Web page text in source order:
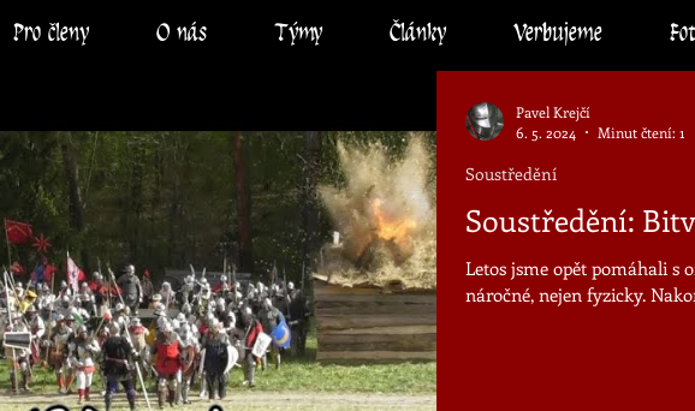
Pro členy O nás Týmy Články Verbujeme
Soustředění:
Letos jsme opět pomáhali s
náročné, nejen fyzicky.
Soustředění
Pavel Krejčí
6. 5. 2024
Minut čtení: 1